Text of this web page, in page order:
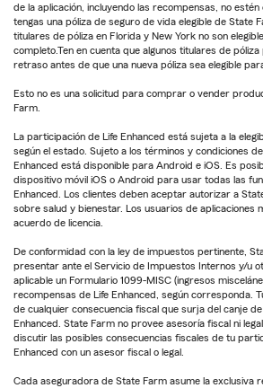
de la aplicación, incluyendo las recompensas, no
tengas una póliza de seguro de vida elegible de State
titulares de póliza en Florida y New York no son
completo.Ten en cuenta que algunos titulares de
retraso antes de que una nueva póliza sea elegible
Esto no es una solicitud para comprar o vender
Farm.
La participación de Life Enhanced está sujeta a la
según el estado. Sujeto a los términos y condiciones
Enhanced está disponible para Android e iOS. Es
dispositivo móvil iOS o Android para usar todas las
Enhanced. Los clientes deben aceptar autorizar a
sobre salud y bienestar. Los usuarios de aplicaciones
acuerdo de licencia.
De conformidad con la ley de impuestos pertinente,
presentar ante el Servicio de Impuestos Internos y/u
aplicable un Formulario 1099-MISC (ingresos
recompensas de Life Enhanced, según corresponda.
de cualquier consecuencia fiscal que surja del canje
Enhanced. State Farm no provee asesoría fiscal ni
discutir las posibles consecuencias fiscales de tu
Enhanced con un asesor fiscal o legal.
Cada aseguradora de State Farm asume la exclusiva